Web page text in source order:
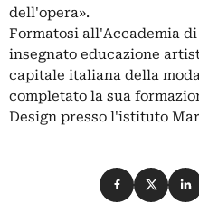
dell'opera».
Formatosi all'Accademia
insegnato educazione
capitale italiana della
completato la sua
Design presso l'istituto
Condividi su